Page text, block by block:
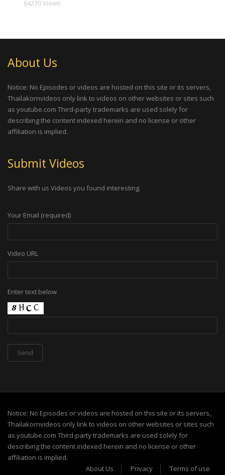
64270 Views
About Us
Notice: No Episodes or videos are hosted on this site or its servers,
Thailakornvideos only link to videos on other websites or sites such
as youtube.com Third-party trademarks are used solely for
describing the content indexed herein and no license or other
affiliation is implied.
Submit Videos
Share with us Videos you found interesting.
Your Email (required)
Video URL
Enter text below
Notice: No Episodes or videos are hosted on this site or its servers,
Thailakornvideos only link to videos on other websites or sites such
as youtube.com Third-party trademarks are used solely for
describing the content indexed herein and no license or other
affiliation is implied.
About Us
Privacy Terms of use